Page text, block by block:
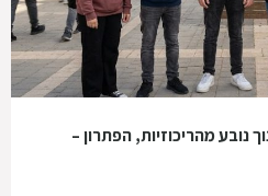
נובע מהריכוזיות, הפתרון –